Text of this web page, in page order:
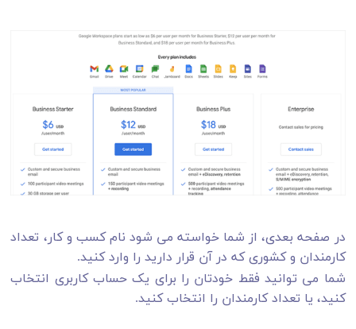
در صفحه بعدی، از شما خواسته می شود نام کسب و کار، تعداد
کارمندان و کشوری که در آن قرار دارید را وارد کنید.
شما می توانید فقط خودتان را برای یک حساب کاربری انتخاب
کنید، یا تعداد کارمندان را انتخاب کنید.